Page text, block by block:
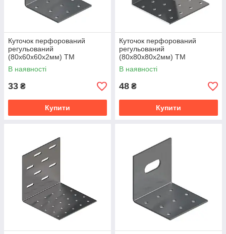
Куточок перфорований
регульований
(80x60x60x2мм) ТМ
"KOLCHUGA" (Кольчуга)
(40312081)
В наявності
33 ₴
Купити
Куточок перфорований
регульований
(80x80x80x2мм) ТМ
"KOLCHUGA" (Кольчуга)
(40312082)
В наявності
48 ₴
Купити